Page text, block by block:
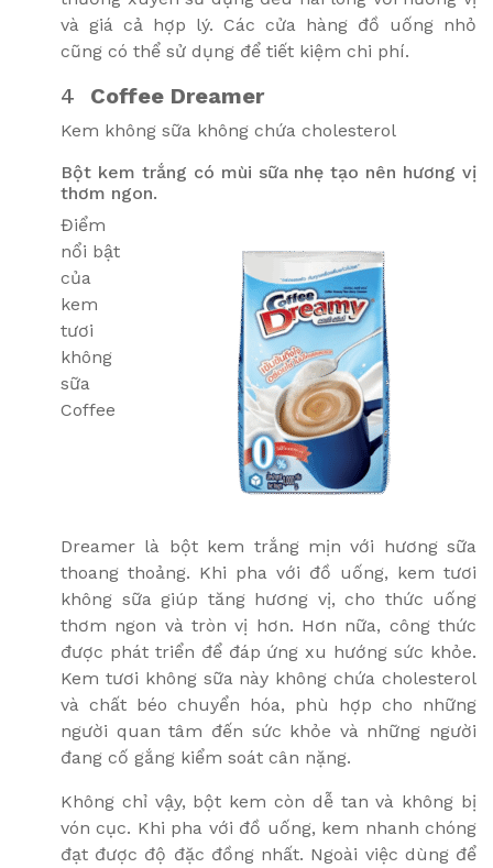
và giá cả hợp lý. Các cửa hàng đồ uống nhỏ
cũng có thể sử dụng để tiết kiệm chi phí.
4 Coffee Dreamer
Kem không sữa không chứa cholesterol
Bột kem trắng có mùi sữa nhẹ tạo nên hương vị
thơm ngon.
Điểm
nổi bật
của
kem
tươi
không
sữa
Coffee
Dreamer là bột kem trắng mịn với hương sữa
thoang thoảng. Khi pha với đồ uống, kem tươi
không sữa giúp tăng hương vị, cho thức uống
thơm ngon và tròn vị hơn. Hơn nữa, công thức
được phát triển để đáp ứng xu hướng sức khỏe.
Kem tươi không sữa này không chứa cholesterol
và chất béo chuyển hóa, phù hợp cho những
người quan tâm đến sức khỏe và những người
đang cố gắng kiểm soát cân nặng.
Không chỉ vậy, bột kem còn dễ tan và không bị
vón cục. Khi pha với đồ uống, kem nhanh chóng
đạt được độ đặc đồng nhất. Ngoài việc dùng để